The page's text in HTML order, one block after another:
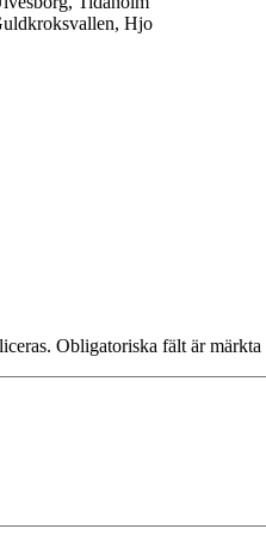
Hjo
Obligatoriska fält är märkta